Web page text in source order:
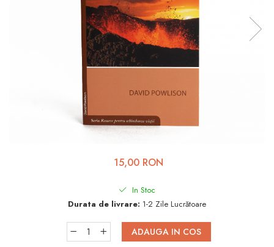
Viața de Familie
Prietenie, Logodnă și
Cărți de Colorat
Conducerea și Păstorirea
15,00 RON
In Stoc
Durata de livrare: 1-2 Zile Lucrătoare
ADAUGA IN COS